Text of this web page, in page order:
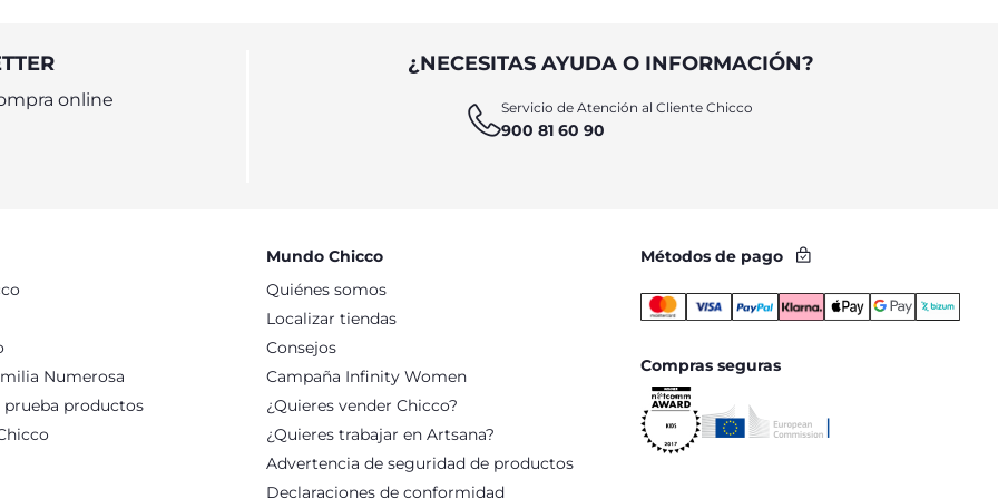
online
¿NECESITAS AYUDA O INFORMACIÓN?
Servicio de Atención al Cliente Chicco
900 81 60 90
Numerosa
prueba productos
Mundo Chicco
Quiénes somos
Localizar tiendas
Consejos
Campaña Infinity Women
¿Quieres vender Chicco?
¿Quieres trabajar en Artsana?
Advertencia de seguridad de productos
Declaraciones de conformidad
Métodos de pago
Compras seguras